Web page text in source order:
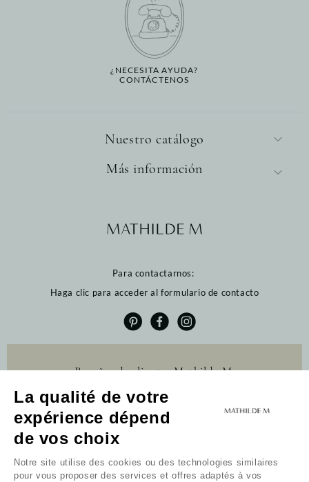
La qualité de votre
expérience dépend
de vos choix
Notre site utilise des cookies ou des technologies similaires
pour vous proposer des services et offres adaptés à vos
¿NECESITA AYUDA?
CONTÁCTENOS
Nuestro catálogo
Para contactarnos:
Haga clic para acceder al formulario de contacto
Más información
Reseñas de clientes Mathilde M.
384 reseñas
première commande
première commande